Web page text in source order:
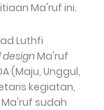
Ma'ruf ini.
Luthfi
designMa'ruf
(Maju, Unggul,
kegiatan,
sudah